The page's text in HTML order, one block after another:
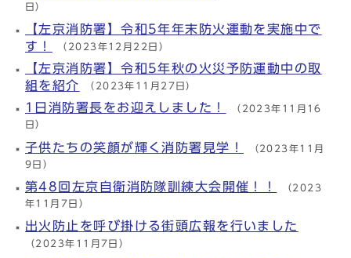
日）
【左京消防署】令和5年年末防火運動を実施中で
す！ （2023年12月22日）
【左京消防署】令和5年秋の火災予防運動中の取
組を紹介 （2023年11月27日）
1日消防署長をお迎えしました！ （2023年11月16
日）
子供たちの笑顔が輝く消防署見学！ （2023年11月
9日）
第48回左京自衛消防隊訓練大会開催！！ （2023
年11月7日）
出火防止を呼び掛ける街頭広報を行いました
（2023年11月7日）